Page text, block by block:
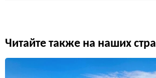
Читайте также на наших